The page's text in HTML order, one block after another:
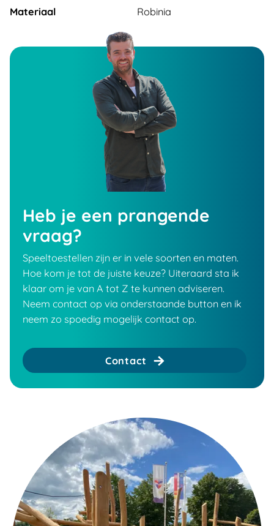
Materiaal
Robinia
Heb je een prangende
vraag?
Speeltoestellen zijn er in vele soorten en maten.
Hoe kom je tot de juiste keuze? Uiteraard sta ik
klaar om je van A tot Z te kunnen adviseren.
Neem contact op via onderstaande button en ik
neem zo spoedig mogelijk contact op.
Contact